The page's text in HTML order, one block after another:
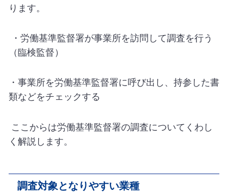
ります。
・労働基準監督署が事業所を訪問して調査を行う
（臨検監督）
・事業所を労働基準監督署に呼び出し、持参した書
類などをチェックする
ここからは労働基準監督署の調査についてくわし
く解説します。
調査対象となりやすい業種